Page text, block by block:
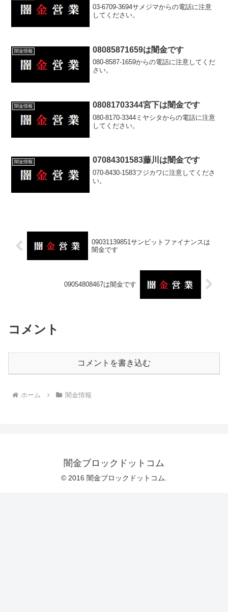
03-6709-3694サメジマからの電話に注意
してください。
闇金情報 08085871659は闇金です
080-8587-1659からの電話に注意してくだ
さい。
闇金情報 08081703344宮下は闇金です
080-8170-3344ミヤシタからの電話に注意
してください。
闇金情報 07084301583藤川は闇金です
070-8430-1583フジカワに注意してくださ
い。
09031139851サンビットファイナンスは
闇金です
09054808467は闇金です
コメント
コメントを書き込む
ホーム 闇金情報
闇金ブロックドットコム
© 2016 闇金ブロックドットコム.